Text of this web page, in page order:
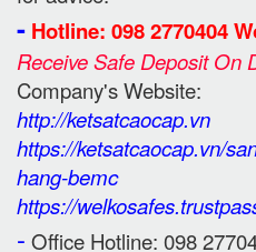
- Hotline: 098 2770404
Receive Safe Deposit On
Company's Website:
http://ketsatcaocap.vn
https://ketsatcaocap.vn/
hang-bemc
https://
- Office Hotline: 098